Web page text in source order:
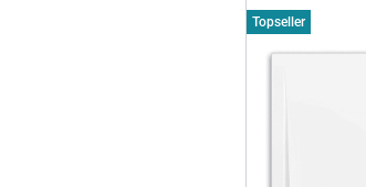
Topseller